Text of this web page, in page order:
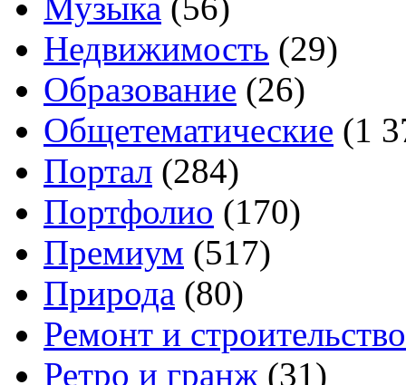
Музыка (56)
Недвижимость (29)
Образование (26)
Общетематические (1
Портал (284)
Портфолио (170)
Премиум (517)
Природа (80)
Ремонт и строительство
Ретро и гранж (31)